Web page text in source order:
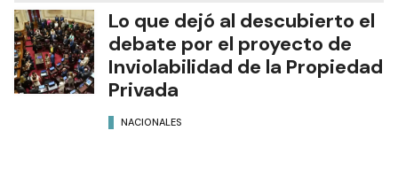
Lo que dejó al descubierto el
debate por el proyecto de
Inviolabilidad de la Propiedad
Privada
NACIONALES